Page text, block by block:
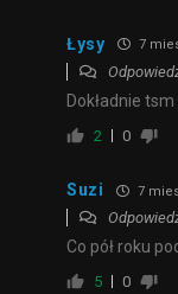
Łysy 7
Dokładnie
2 0
Suzi 7
Co pół roku
5 0